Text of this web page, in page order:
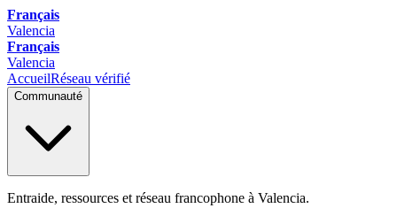
Français
Valencia
Français
Valencia
AccueilRéseau vérifié
Communauté
Entraide, ressources et réseau francophone à Valencia.